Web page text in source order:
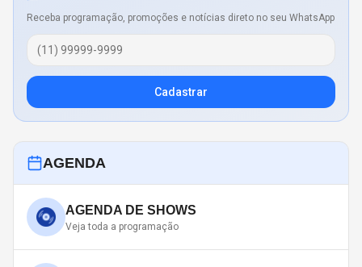
Receba programação, promoções e notícias direto no seu WhatsApp
Cadastrar
AGENDA
AGENDA DE SHOWS
Veja toda a programação